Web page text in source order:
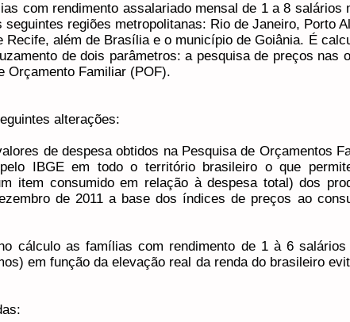
com rendimento assalariado mensal de 1 a 8 salários
regiões metropolitanas: Rio de Janeiro, Porto
além de Brasília e o município de Goiânia. É
de dois parâmetros: a pesquisa de preços nas
Orçamento Familiar (POF).
alterações:
de despesa obtidos na Pesquisa de Orçamentos
IBGE em todo o território brasileiro o que
item consumido em relação à despesa total) dos
de 2011 a base dos índices de preços ao
cálculo as famílias com rendimento de 1 à 6
em função da elevação real da renda do brasileiro